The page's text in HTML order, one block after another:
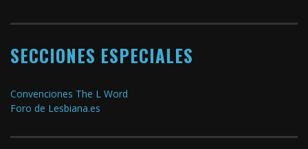
SECCIONES ESPECIALES
Convenciones The L Word
Foro de Lesbiana.es